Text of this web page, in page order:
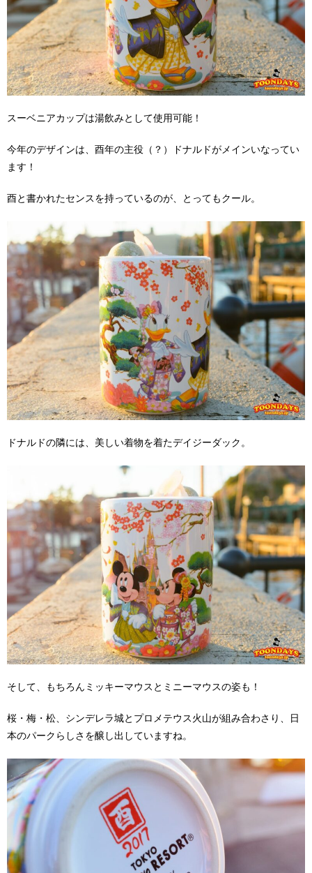
スーベニアカップは湯飲みとして使用可能！
今年のデザインは、酉年の主役（？）ドナルドがメインいなってい
ます！
酉と書かれたセンスを持っているのが、とってもクール。
ドナルドの隣には、美しい着物を着たデイジーダック。
そして、もちろんミッキーマウスとミニーマウスの姿も！
桜・梅・松、シンデレラ城とプロメテウス火山が組み合わさり、日
本のパークらしさを醸し出していますね。